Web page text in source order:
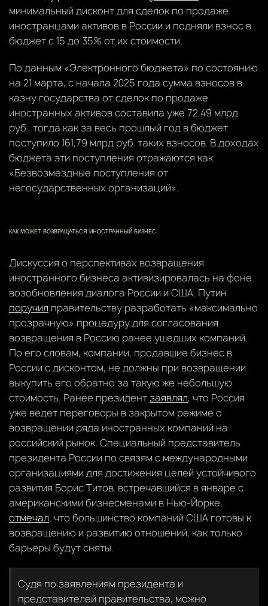
минимальный дисконт для сделок по продаже
иностранцами активов в России и подняли взнос в
бюджет с 15 до 35% от их стоимости.
По данным «Электронного бюджета» по состоянию
на 21 марта, с начала 2025 года сумма взносов в
казну государства от сделок по продаже
иностранных активов составила уже 72,49 млрд
руб., тогда как за весь прошлый год в бюджет
поступило 161,79 млрд руб. таких взносов. В доходах
бюджета эти поступления отражаются как
«Безвозмездные поступления от
негосударственных организаций».
КАК МОЖЕТ ВОЗВРАЩАТЬСЯ ИНОСТРАННЫЙ БИЗНЕС
Дискуссия о перспективах возвращения
иностранного бизнеса активизировалась на фоне
возобновления диалога России и США. Путин
поручил правительству разработать «максимально
прозрачную» процедуру для согласования
возвращения в Россию ранее ушедших компаний.
По его словам, компании, продавшие бизнес в
России с дисконтом, не должны при возвращении
выкупить его обратно за такую же небольшую
стоимость. Ранее президентзаявлял, что Россия
уже ведет переговоры в закрытом режиме о
возвращении ряда иностранных компаний на
российский рынок. Специальный представитель
президента России по связям с международными
организациями для достижения целей устойчивого
развития Борис Титов, встречавшийся в январе с
американскими бизнесменами в Нью-Йорке,
отмечал, что большинство компаний США готовы к
возвращению и развитию отношений, как только
барьеры будут сняты.
Судя по заявлениям президента и
представителей правительства, можно